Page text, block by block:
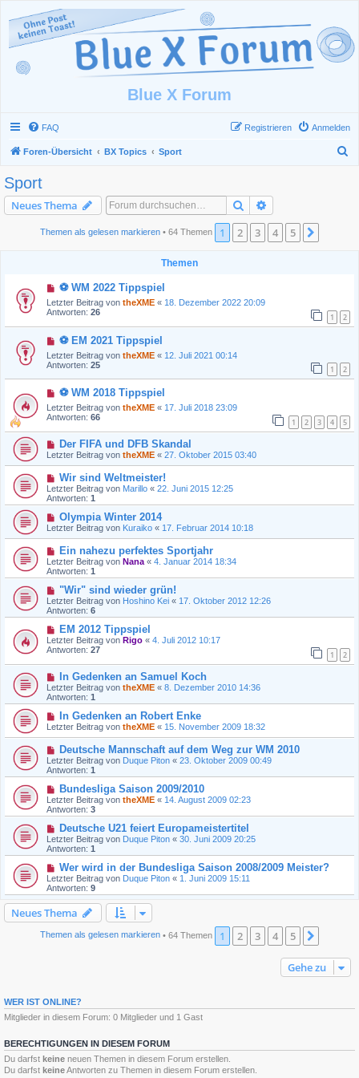
Blue X Forum
FAQ Anmelden
Registrieren
Foren-Übersicht BX Topics Sport
Sport
Neues Thema Suche
Themen als gelesen markieren • 64 Themen 1 2 3 4 5
Themen
⚽ WM 2022 Tippspiel
Letzter Beitrag von theXME « 18. Dezember 2022 20:09
Antworten: 26 1 2
⚽ EM 2021 Tippspiel
Letzter Beitrag von theXME « 12. Juli 2021 00:14
Antworten: 25 1 2
⚽ WM 2018 Tippspiel
Letzter Beitrag von theXME « 17. Juli 2018 23:09
Antworten: 66 1 2 3 4 5
Der FIFA und DFB Skandal
Letzter Beitrag von theXME « 27. Oktober 2015 03:40
Wir sind Weltmeister!
Letzter Beitrag von Marillo « 22. Juni 2015 12:25
Antworten: 1
Olympia Winter 2014
Letzter Beitrag von Kuraiko « 17. Februar 2014 10:18
Ein nahezu perfektes Sportjahr
Letzter Beitrag von Nana « 4. Januar 2014 18:34
Antworten: 1
"Wir" sind wieder grün!
Letzter Beitrag von Hoshino Kei « 17. Oktober 2012 12:26
Antworten: 6
EM 2012 Tippspiel
Letzter Beitrag von Rigo « 4. Juli 2012 10:17
Antworten: 27 1 2
In Gedenken an Samuel Koch
Letzter Beitrag von theXME « 8. Dezember 2010 14:36
Antworten: 1
In Gedenken an Robert Enke
Letzter Beitrag von theXME « 15. November 2009 18:32
Deutsche Mannschaft auf dem Weg zur WM 2010
Letzter Beitrag von Duque Piton « 23. Oktober 2009 00:49
Antworten: 1
Bundesliga Saison 2009/2010
Letzter Beitrag von theXME « 14. August 2009 02:23
Antworten: 3
Deutsche U21 feiert Europameistertitel
Letzter Beitrag von Duque Piton « 30. Juni 2009 20:25
Antworten: 1
Wer wird in der Bundesliga Saison 2008/2009 Meister?
Letzter Beitrag von Duque Piton « 1. Juni 2009 15:11
Antworten: 9
Neues Thema
Themen als gelesen markieren • 64 Themen 1 2 3 4 5
Gehe zu
WER IST ONLINE?
Mitglieder in diesem Forum: 0 Mitglieder und 1 Gast
BERECHTIGUNGEN IN DIESEM FORUM
Du darfst keine neuen Themen in diesem Forum erstellen.
Du darfst keineAntworten zu Themen in diesem Forum erstellen.